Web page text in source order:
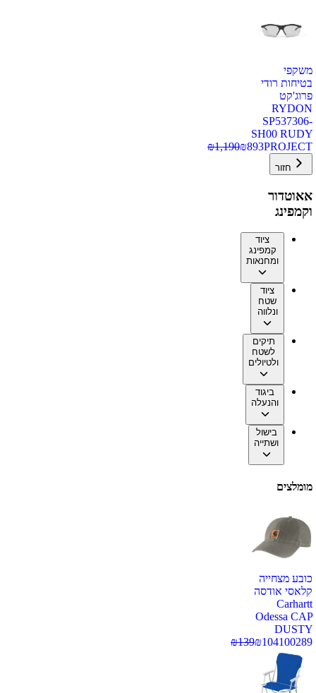
משקפי
בטיחות רודי
פרוג'קט
RYDON
SP537306-
SH00 RUDY
PROJECT
₪893
₪1,190
חזור
אאוטדור
וקמפינג
ציוד
קמפינג
ומחנאות
ציוד
שטח
ונלווה
תיקים
לשטח
ולטיולים
ביגוד
והנעלה
בישול
ושתייה
מומלצים
כובע מצחייה
קלאסי אודסה
Carhartt
Odessa CAP
DUSTY
100289
₪104
₪139